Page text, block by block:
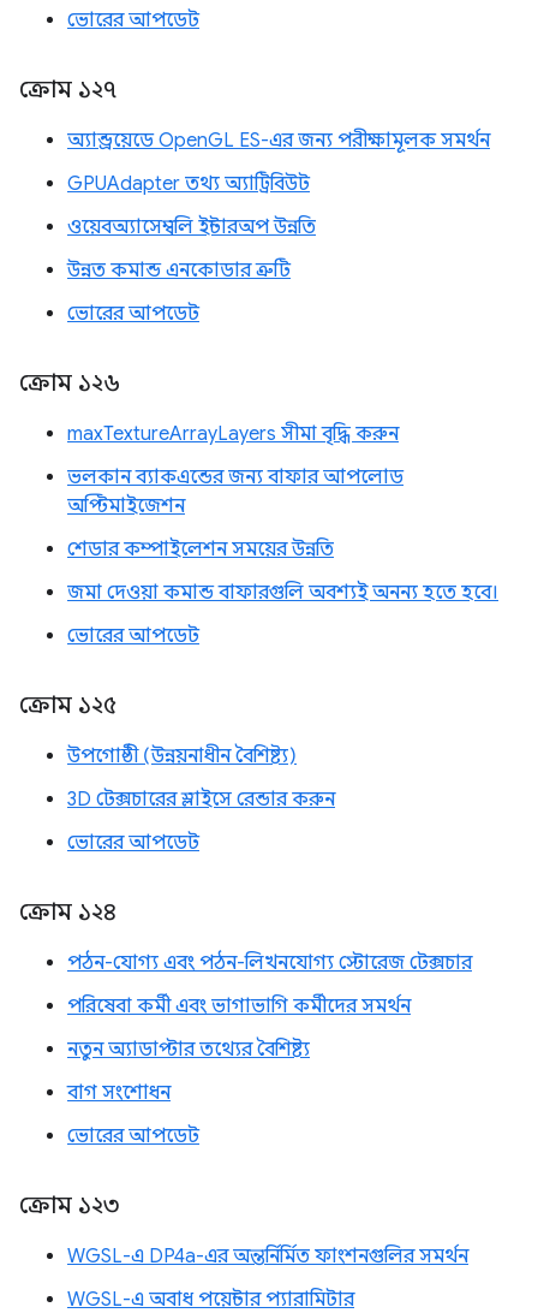
ভোরের আপডেট
ক্রোম ১২৭
অ্যান্ড্রয়েডে OpenGL ES-এর জন্য পরীক্ষামূলক সমর্থন
GPUAdapter তথ্য অ্যাট্রিবিউট
ওয়েবঅ্যাসেম্বলি ইন্টারঅপ উন্নতি
উন্নত কমান্ড এনকোডার ত্রুটি
ভোরের আপডেট
ক্রোম ১২৬
maxTextureArrayLayers সীমা বৃদ্ধি করুন
ভলকান ব্যাকএন্ডের জন্য বাফার আপলোড
অপ্টিমাইজেশন
শেডার কম্পাইলেশন সময়ের উন্নতি
জমা দেওয়া কমান্ড বাফারগুলি অবশ্যই অনন্য হতে হবে।
ভোরের আপডেট
ক্রোম ১২৫
উপগোষ্ঠী (উন্নয়নাধীন বৈশিষ্ট্য)
3D টেক্সচারের স্লাইসে রেন্ডার করুন
ভোরের আপডেট
ক্রোম ১২৪
পঠন-যোগ্য এবং পঠন-লিখনযোগ্য স্টোরেজ টেক্সচার
পরিষেবা কর্মী এবং ভাগাভাগি কর্মীদের সমর্থন
নতুন অ্যাডাপ্টার তথ্যের বৈশিষ্ট্য
বাগ সংশোধন
ভোরের আপডেট
ক্রোম ১২৩
WGSL-এ DP4a-এর অন্তর্নির্মিত ফাংশনগুলির সমর্থন
WGSL-এ অবাধ পয়েন্টার প্যারামিটার